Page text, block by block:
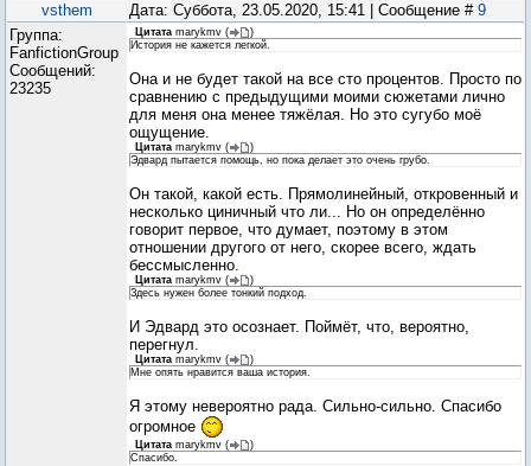
vsthem Дата: Суббота, 23.05.2020, 15:41 | Сообщение # 9
Группа:
FanfictionGroup
Сообщений:
23235
Цитата marykmv (
)
История не кажется легкой.
Она и не будет такой на все сто процентов. Просто по
сравнению с предыдущими моими сюжетами лично
для меня она менее тяжёлая. Но это сугубо моё
ощущение.
Цитата marykmv (
)
Эдвард пытается помощь, но пока делает это очень грубо.
Он такой, какой есть. Прямолинейный, откровенный и
несколько циничный что ли... Но он определённо
говорит первое, что думает, поэтому в этом
отношении другого от него, скорее всего, ждать
бессмысленно.
Цитата marykmv (
)
Здесь нужен более тонкий подход.
И Эдвард это осознает. Поймёт, что, вероятно,
перегнул.
Цитата marykmv (
)
Мне опять нравится ваша история.
Я этому невероятно рада. Сильно-сильно. Спасибо
огромное
Цитата marykmv (
)
Спасибо.